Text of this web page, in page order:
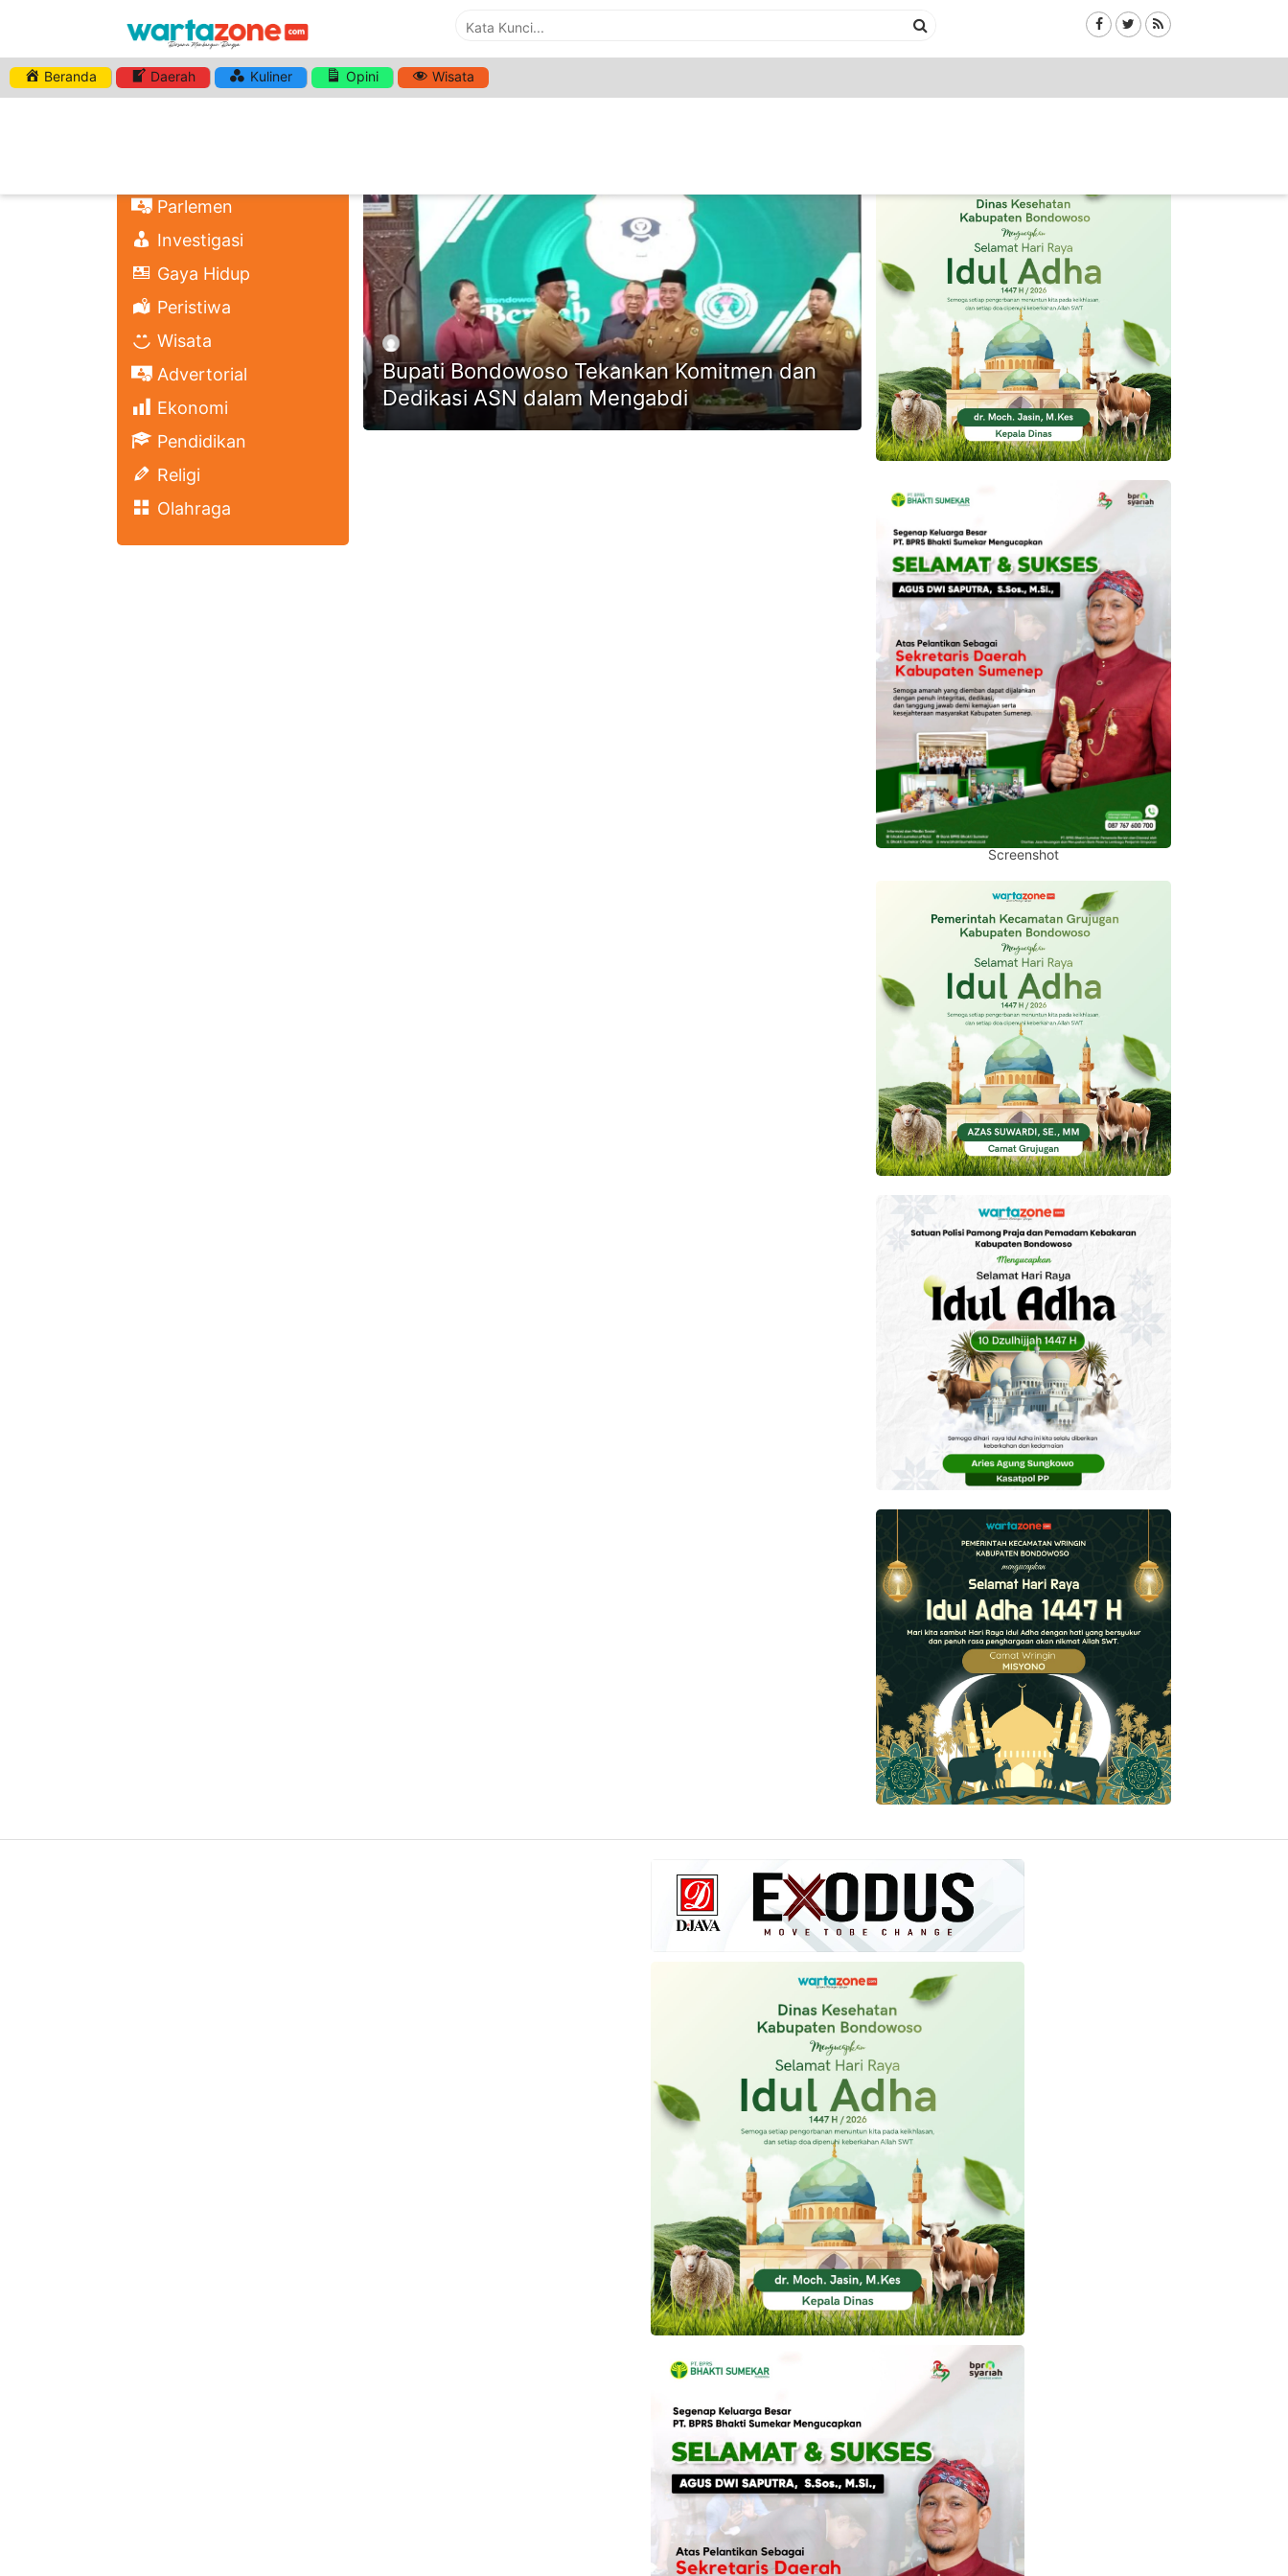
Beranda Daerah Kuliner Opini Wisata
Parlemen
Investigasi
Gaya Hidup
Peristiwa
Wisata
Advertorial
Ekonomi
Pendidikan
Religi
Olahraga
HASHTAG:PEMBANGUNAN BONDOWOSO
Bupati Bondowoso Tekankan Komitmen dan
Dedikasi ASN dalam Mengabdi
Screenshot